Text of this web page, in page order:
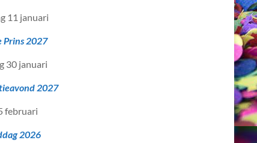
11 januari
Prins 2027
30 januari
2027
februari
2026